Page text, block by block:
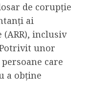
de corupție
ai
inclusiv
unor
care
a obține